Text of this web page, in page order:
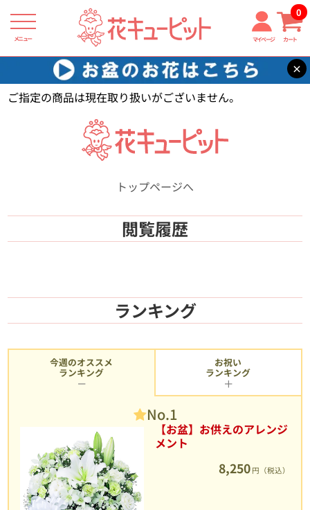
メニュー マイページ カート
0
×
花キューピット 【】
ご指定の商品は現在取り扱いがございません。
トップページへ
閲覧履歴
ランキング
今週のオススメ
ランキング
No.1
【お盆】お供えのアレンジ
メント
8,250 円（税込）
お祝い
ランキング